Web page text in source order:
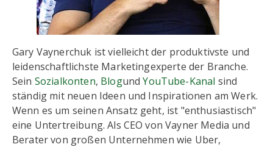
Gary Vaynerchuk ist vielleicht der produktivste und
leidenschaftlichste Marketingexperte der Branche.
Sein Sozialkonten, BlogundYouTube-Kanal sind
ständig mit neuen Ideen und Inspirationen am Werk.
Wenn es um seinen Ansatz geht, ist "enthusiastisch"
eine Untertreibung. Als CEO von Vayner Media und
Berater von großen Unternehmen wie Uber,